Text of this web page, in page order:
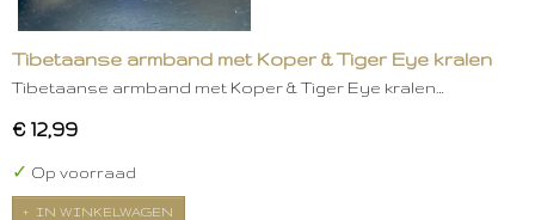
Tibetaanse armband met Koper & Tiger Eye kralen
Tibetaanse armband met Koper & Tiger Eye kralen…
€ 12,99
✓ Op voorraad
IN WINKELWAGEN